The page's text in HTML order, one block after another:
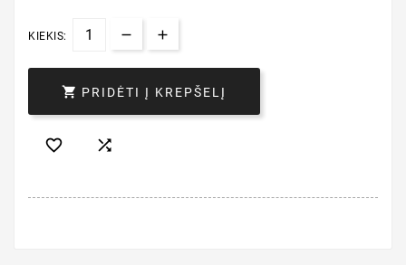
KIEKIS:
 PRIDĖTI Į KREPŠELĮ
 